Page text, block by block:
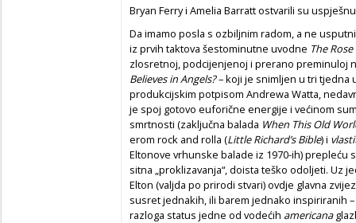
Bryan Ferry i Amelia Barratt ostvarili su
Da imamo posla s ozbiljnim radom, a ne
iz prvih taktova šestominutne uvodne The
zlosretnoj, podcijenjenoj i prerano preminuloj
Believes in Angels?– koji je snimljen u tri tjedna
produkcijskim potpisom Andrewa Watta,
je spoj gotovo euforične energije i većinom
smrtnosti (zaključna balada When This Old
erom rock and rolla (Little Richard’s Bible) i
Eltonove vrhunske balade iz 1970-ih)
sitna „proklizavanja“, doista teško odoljeti. Uz
Elton (valjda po prirodi stvari) ovdje glavna
susret jednakih, ili barem jednako inspiriranih
razloga status jedne od vodećih americana